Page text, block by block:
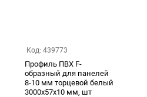
Код: 439773
Профиль ПВХ F-
образный для панелей
8-10 мм торцевой белый
3000х57х10 мм, шт